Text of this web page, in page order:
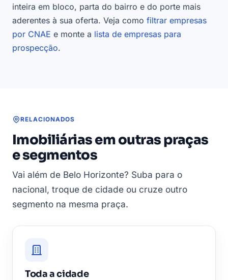
inteira em bloco, parta do bairro e do porte mais
aderentes à sua oferta. Veja como filtrar empresas
por CNAE e monte a lista de empresas para
prospecção.
RELACIONADOS
Imobiliárias em outras praças
e segmentos
Vai além de Belo Horizonte? Suba para o
nacional, troque de cidade ou cruze outro
segmento na mesma praça.
Toda a cidade